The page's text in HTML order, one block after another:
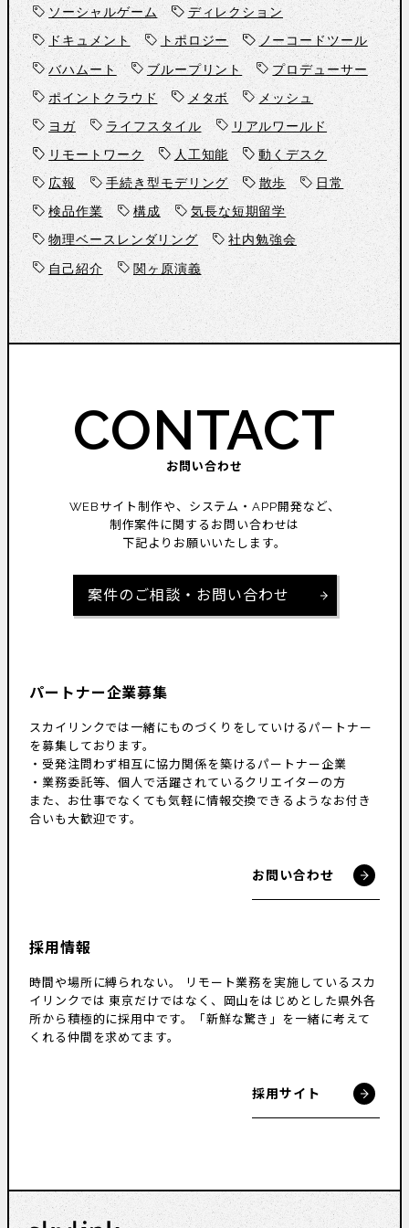
ソーシャルゲーム
ディレクション
ドキュメント
トポロジー
ノーコードツール
バハムート
ブループリント
プロデューサー
ポイントクラウド
メタボ
メッシュ
ヨガ
ライフスタイル
リアルワールド
リモートワーク
人工知能
動くデスク
広報
手続き型モデリング 散歩
日常
検品作業
構成
気長な短期留学
物理ベースレンダリング
社内勉強会
自己紹介
関ヶ原演義
CONTACT
お問い合わせ
WEBサイト制作や、システム・APP開発など、
制作案件に関するお問い合わせは
下記よりお願いいたします。
案件のご相談・お問い合わせ
パートナー企業募集
スカイリンクでは一緒にものづくりをしていけるパートナー
を募集しております。
・受発注問わず相互に協力関係を築けるパートナー企業
・業務委託等、個人で活躍されているクリエイターの方
また、お仕事でなくても気軽に情報交換できるようなお付き
合いも大歓迎です。
お問い合わせ
採用情報
時間や場所に縛られない。
リモート業務を実施しているスカ
イリンクでは 東京だけではなく、岡山をはじめとした県外各
所から積極的に採用中です。
「新鮮な驚き」を一緒に考えて
くれる仲間を求めてます。
採用サイト